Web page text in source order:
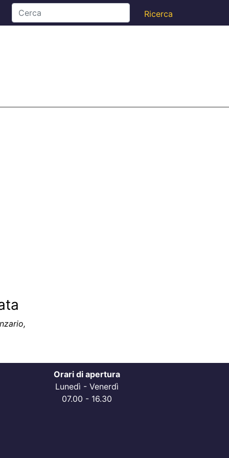
Orari di apertura
Lunedì - Venerdì
07.00 - 16.30